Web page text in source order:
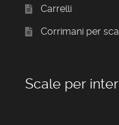
Carrelli
Corrimani per
Scale per